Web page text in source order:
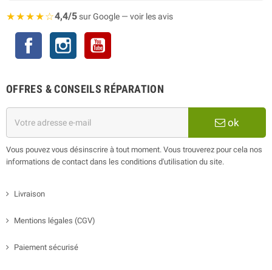
★★★★☆4,4/5sur Google — voir les avis
Facebook Instagram
OFFRES & CONSEILS RÉPARATION
ok
Vous pouvez vous désinscrire à tout moment. Vous trouverez pour cela nos
informations de contact dans les conditions d'utilisation du site.
Livraison
Mentions légales (CGV)
Paiement sécurisé